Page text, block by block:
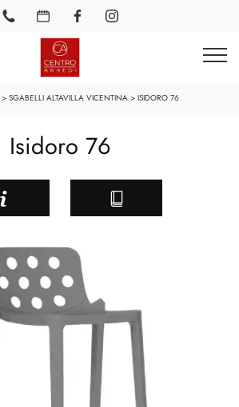
> SGABELLI ALTAVILLA VICENTINA > ISIDORO 76
Isidoro 76